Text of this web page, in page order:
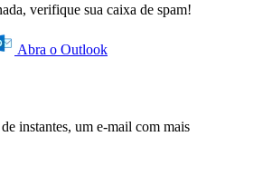
verifique sua caixa de spam!
Abra o Outlook
instantes, um e-mail com mais